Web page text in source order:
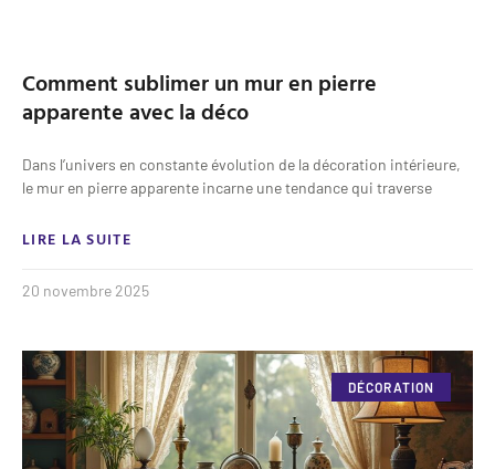
Comment sublimer un mur en pierre
apparente avec la déco
Dans l’univers en constante évolution de la décoration intérieure,
le mur en pierre apparente incarne une tendance qui traverse
LIRE LA SUITE
20 novembre 2025
DÉCORATION